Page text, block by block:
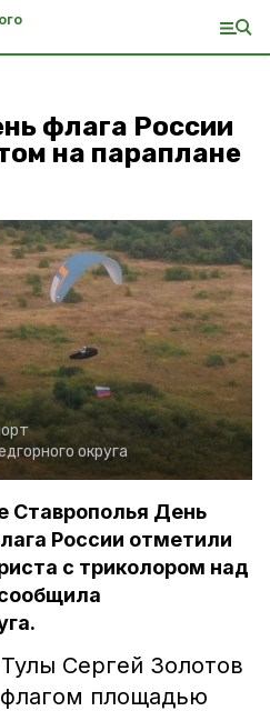
флага России
на параплане
округа
Ставрополья День
России отметили
с триколором над
Сергей Золотов
флагом площадью